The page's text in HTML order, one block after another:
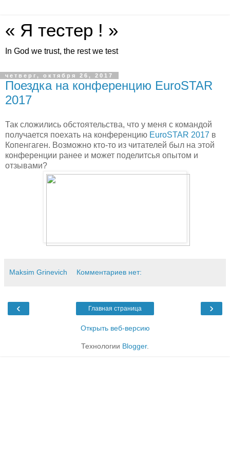
« Я тестер ! »
In God we trust, the rest we test
четверг, октября 26, 2017
Поездка на конференцию EuroSTAR
2017
Так сложились обстоятельства, что у меня с командой
получается поехать на конференцию EuroSTAR 2017 в
Копенгаген. Возможно кто-то из читателей был на этой
конференции ранее и может поделитсья опытом и
отзывами?
Maksim Grinevich Комментариев нет:
‹ ›
Главная страница
Открыть веб-версию
Технологии Blogger.